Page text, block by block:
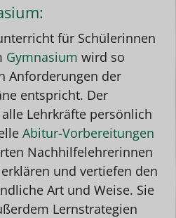
für Schülerinnen
Gymnasium wird so
Anforderungen der
entspricht. Der
Lehrkräfte persönlich
Abitur-Vorbereitungen
Nachhilfelehrerinnen
und vertiefen den
Art und Weise. Sie
Lernstrategien